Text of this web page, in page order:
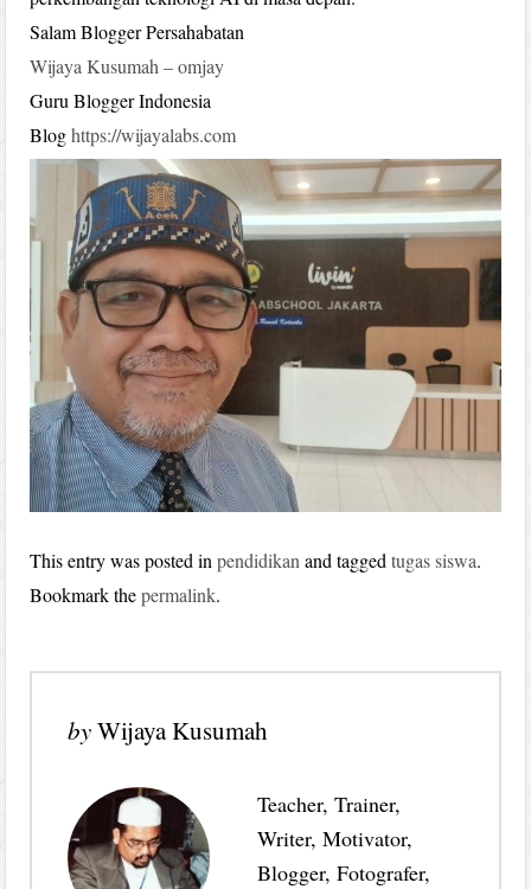
Salam Blogger Persahabatan
Wijaya Kusumah – omjay
Guru Blogger Indonesia
Bloghttps://wijayalabs.com
This entry was posted inpendidikan and taggedtugas siswa.
Bookmark thepermalink.
byWijaya Kusumah
Teacher, Trainer,
Writer, Motivator,
Blogger, Fotografer,